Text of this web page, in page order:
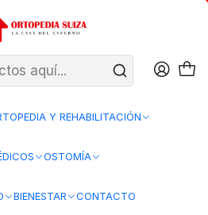
Y REHABILITACIÓN
OSTOMÍA
BIENESTAR CONTACTO
HÁBIL SIGUIENTE (L–V)
herida Apositos
— Medidas